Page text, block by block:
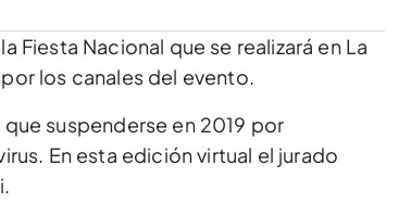
Fiesta Nacional que se realizará en La
los canales del evento.
suspenderse en 2019 por
En esta edición virtual el jurado